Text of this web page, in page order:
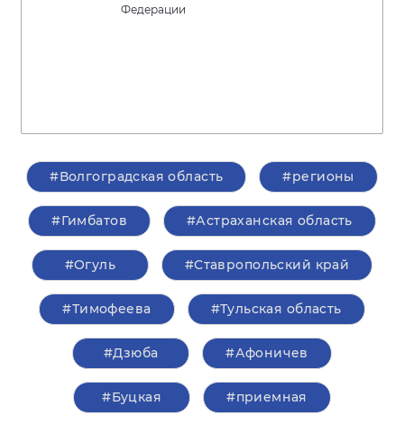
Федерации
#Волгоградская область #регионы
#Гимбатов #Астраханская область
#Огуль #Ставропольский край
#Тимофеева #Тульская область
#Дзюба #Афоничев
#Буцкая #приемная